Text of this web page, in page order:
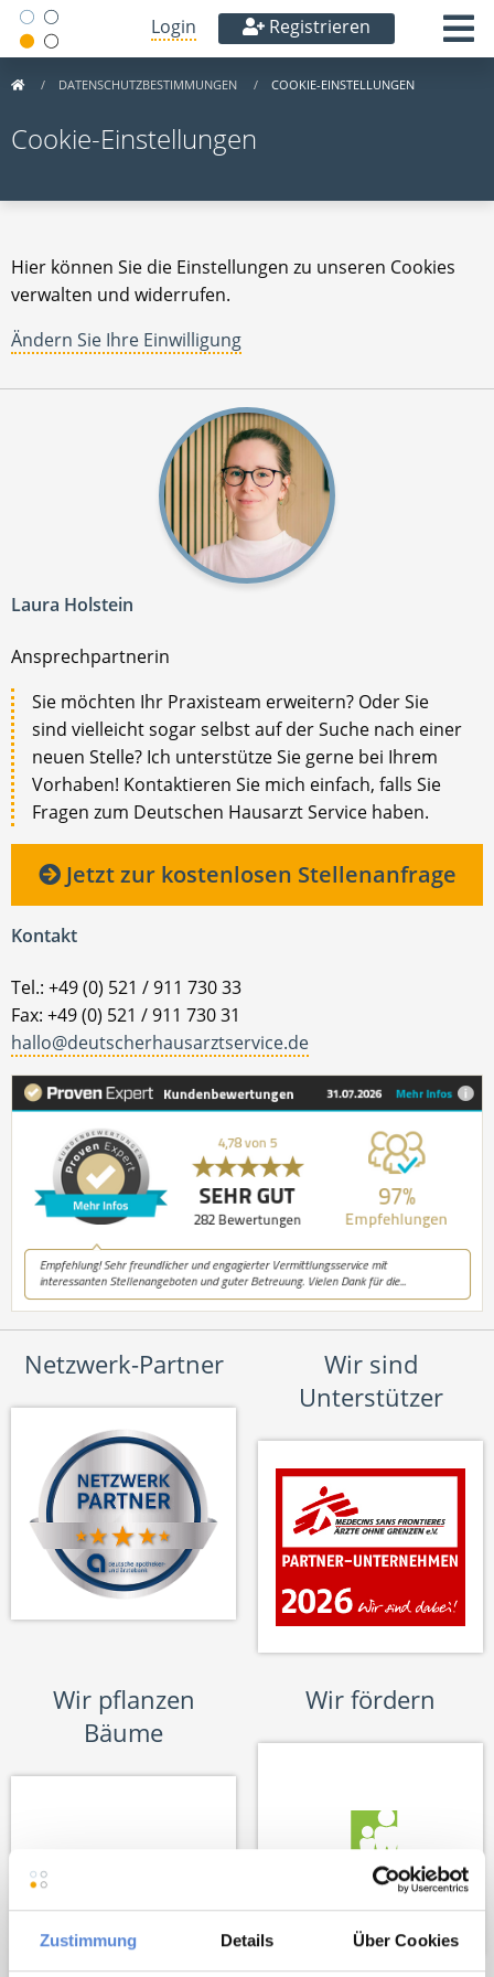
Zustimmung Details Über Cookies
Login Registrieren
DATENSCHUTZBESTIMMUNGEN COOKIE-EINSTELLUNGEN
Cookie-Einstellungen
Hier können Sie die Einstellungen zu unseren Cookies
verwalten und widerrufen.
Ändern Sie Ihre Einwilligung
Laura Holstein
Ansprechpartnerin
Sie möchten Ihr Praxisteam erweitern? Oder Sie
sind vielleicht sogar selbst auf der Suche nach einer
neuen Stelle? Ich unterstütze Sie gerne bei Ihrem
Vorhaben! Kontaktieren Sie mich einfach, falls Sie
Fragen zum Deutschen Hausarzt Service haben.
Jetzt zur kostenlosen Stellenanfrage
Kontakt
Tel.: +49 (0) 521 / 911 730 33
Fax: +49 (0) 521 / 911 730 31
hallo@deutscherhausarztservice.de
Netzwerk-Partner
Wir sind
Unterstützer
Wir pflanzen
Bäume
Wir fördern